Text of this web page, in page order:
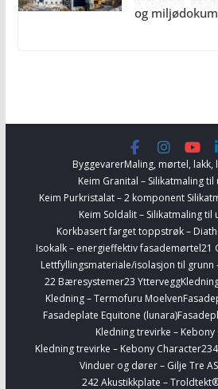
og
ByggevarerMaling, mørtel, lakk,
Keim Granital – Silikatmaling
Keim Purkristalat – 2 komponent
Keim Soldalit – Silikatmaling til
Korkbasert farget toppstrøk –
Isokalk – energieffektiv fasademørtel21
Lettfyllingsmateriale/isolasjon til grunn
22 Bæresystemer23 Yttervegg
Kledning – Termofuru Moelven
Fasadeplate Equitone (lunara)
Kledning trevirke – Kebony
Kledning trevirke – Kebony Character
Vinduer og dører – Gilje Tre AS
242 Akustikkplate –